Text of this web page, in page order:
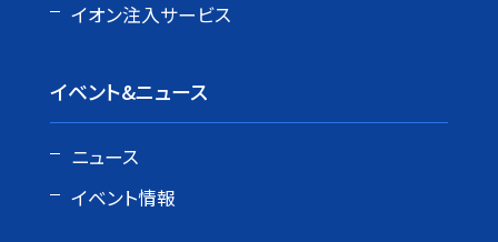
イオン注入サービス
イベント&ニュース
ニュース
イベント情報